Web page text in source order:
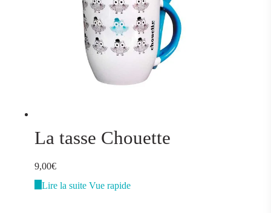
La tasse Chouette
9,00€
Lire la suite Vue rapide